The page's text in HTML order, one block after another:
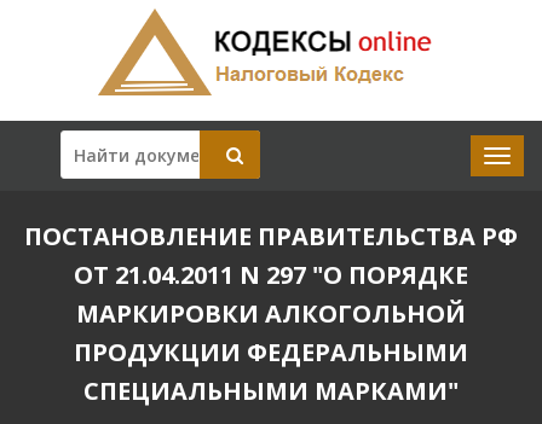
ПОСТАНОВЛЕНИЕ ПРАВИТЕЛЬСТВА РФ
ОТ 21.04.2011 N 297 "О ПОРЯДКЕ
МАРКИРОВКИ АЛКОГОЛЬНОЙ
ПРОДУКЦИИ ФЕДЕРАЛЬНЫМИ
СПЕЦИАЛЬНЫМИ МАРКАМИ"